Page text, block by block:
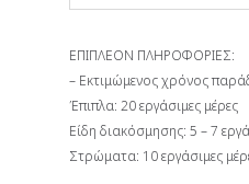
ΕΠΙΠΛΕΟΝ ΠΛΗΡΟΦΟΡΙΕΣ:
– Εκτιμώμενος χρόνος
Έπιπλα: 20 εργάσιμες μέρες
Είδη διακόσμησης: 5 – 7
Στρώματα: 10 εργάσιμες